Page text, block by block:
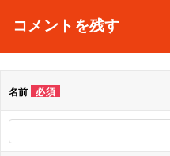
ビ
シ
コメントを残す
名前 必須